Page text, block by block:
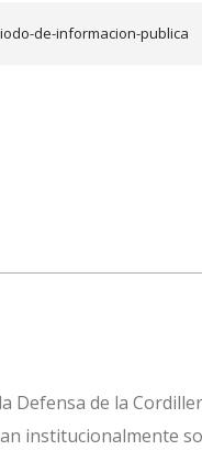
de-informacion-publica
Defensa de la
institucionalmente